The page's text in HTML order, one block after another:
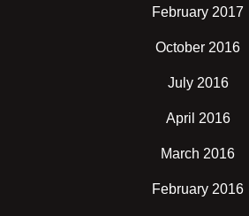
February 2017
October 2016
July 2016
April 2016
March 2016
February 2016